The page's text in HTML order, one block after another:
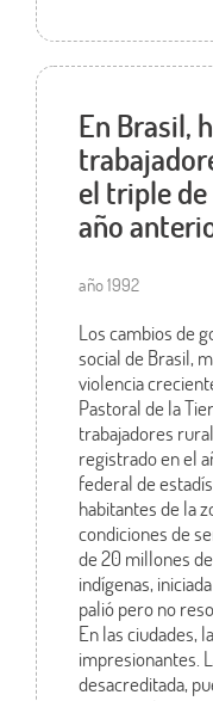
En Brasil,
el triple
año
año 1992
Los cambios de
social de Brasil,
violencia
Pastoral de la
trabajadores
registrado en el
federal de
habitantes de la
condiciones de
de 20 millones
indígenas,
palió pero no
En las ciudades,
impresionantes.
desacreditada,